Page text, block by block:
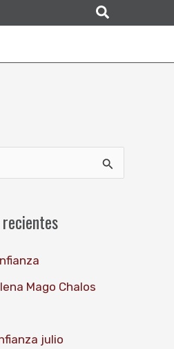
Buscar
Mago Chalos
julio